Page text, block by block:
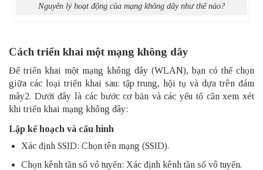
Nguyên lý hoạt động của mạng không dây như thế nào?
Cách triển khai một mạng không dây
Để triển khai một mạng không dây (WLAN), bạn có thể chọn
giữa các loại triển khai sau: tập trung, hội tụ và dựa trên đám
mây2. Dưới đây là các bước cơ bản và các yếu tố cần xem xét
khi triển khai mạng không dây:
Lập kế hoạch và cấu hình
Xác định SSID: Chọn tên mạng (SSID).
Chọn kênh tần số vô tuyến: Xác định kênh tần số vô tuyến.